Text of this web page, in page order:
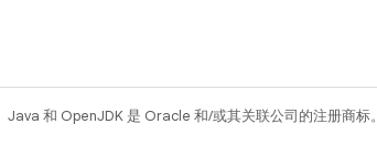
和 OpenJDK 是 Oracle 和/或其关联公司的注册商标。